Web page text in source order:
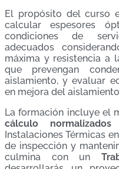
El propósito del curso
calcular espesores
condiciones de
adecuados
máxima y resistencia a
que prevengan
aislamiento, y evaluar
en mejora del
La formación incluye el
cálculo normalizados
Instalaciones Térmicas
de inspección y
culmina con un